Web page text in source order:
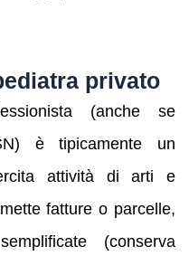
privato
(anche se
è tipicamente un
attività di arti e
fatture o parcelle,
(conserva